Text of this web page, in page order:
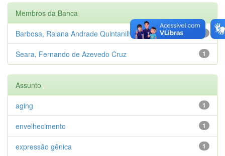
Membros da Banca
Barbosa, Raiana Andrade Quintanilha
1
Seara, Fernando de Azevedo Cruz
Assunto
1
aging
1
envelhecimento
1
expressão gênica